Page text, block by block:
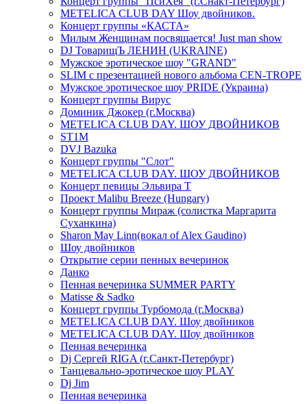
METELICA CLUB DAY Шоу двойников.
Концерт группы «КАСТА»
Милым Женщинам посвящается! Just man show
DJ ТоварищЪ ЛЕНИН (UKRAINE)
Мужское эротическое шоу "GRAND"
SLIM с презентацией нового альбома CEN-TROPE
Мужское эротическое шоу PRIDE (Украина)
Концерт группы Вирус
Доминик Джокер (г.Москва)
METELICA CLUB DAY. ШОУ ДВОЙНИКОВ
ST1M
DVJ Bazuka
Концерт группы "Слот"
METELICA CLUB DAY. ШОУ ДВОЙНИКОВ
Концерт певицы Эльвира Т
Проект Malibu Breeze (Hungary)
Концерт группы Мираж (солистка Маргарита
Суханкина)
Sharon May Linn(вокал of Alex Gaudino)
Шоу двойников
Открытие серии пенных вечеринок
Данко
Пенная вечеринка SUMMER PARTY
Matisse & Sadko
Концерт группы Турбомода (г.Москва)
METELICA CLUB DAY. Шоу двойников
METELICA CLUB DAY. Шоу двойников
Пенная вечеринка
Dj Сергей RIGA (г.Санкт-Петербург)
Танцевально-эротическое шоу PLAY
Dj Jim
Пенная вечеринка